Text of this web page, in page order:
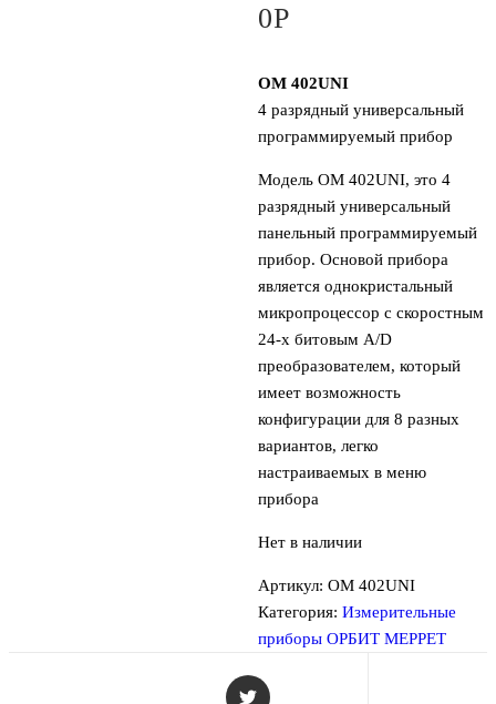
0Р
OM 402UNI
4 разрядный универсальный
программируемый прибор
Модель OM 402UNI, это 4
разрядный универсальный
панельный программируемый
прибор. Основой прибора
является однокристальный
микропроцессор с скоростным
24-х битовым A/D
преобразователем, который
имеет возможность
конфигурации для 8 разных
вариантов, легко
настраиваемых в меню
прибора
Нет в наличии
Артикул: OM 402UNI
Категория: Измерительные
приборы ОРБИТ МЕРРЕТ